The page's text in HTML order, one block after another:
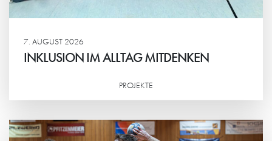
7. AUGUST 2026
INKLUSION IM ALLTAG MITDENKEN
PROJEKTE